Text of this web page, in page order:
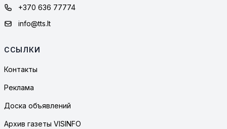
+370 636 77774
info@tts.lt
ССЫЛКИ
Контакты
Реклама
Доска объявлений
Архив газеты VISINFO